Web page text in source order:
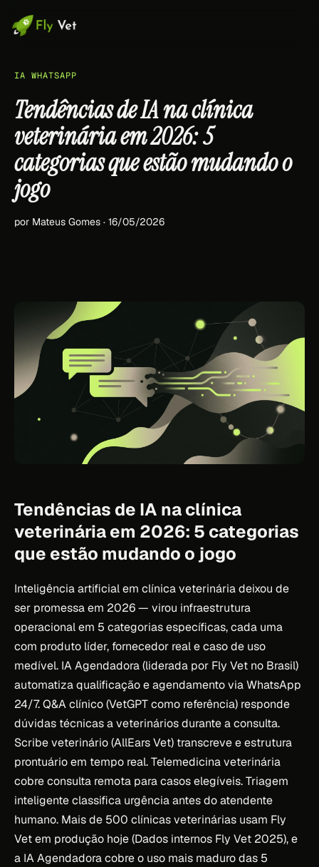
IA WHATSAPP
Tendências de IA na clínica
veterinária em 2026: 5
categorias que estão mudando o
jogo
por Mateus Gomes · 16/05/2026
Tendências de IA na clínica
veterinária em 2026: 5 categorias
que estão mudando o jogo
Inteligência artificial em clínica veterinária deixou de
ser promessa em 2026 — virou infraestrutura
operacional em 5 categorias específicas, cada uma
com produto líder, fornecedor real e caso de uso
medível. IA Agendadora (liderada por Fly Vet no Brasil)
automatiza qualificação e agendamento via WhatsApp
24/7. Q&A clínico (VetGPT como referência) responde
dúvidas técnicas a veterinários durante a consulta.
Scribe veterinário (AllEars Vet) transcreve e estrutura
prontuário em tempo real. Telemedicina veterinária
cobre consulta remota para casos elegíveis. Triagem
inteligente classifica urgência antes do atendente
humano. Mais de 500 clínicas veterinárias usam Fly
Vet em produção hoje (Dados internos Fly Vet 2025), e
a IA Agendadora cobre o uso mais maduro das 5